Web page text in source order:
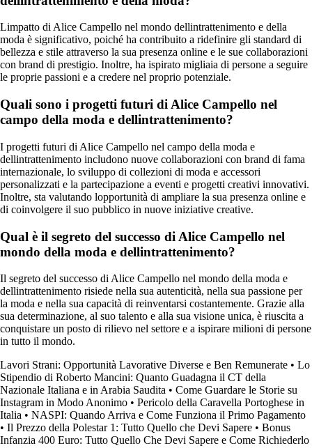
Limpatto di Alice Campello nel mondo dellintrattenimento e della
moda è significativo, poiché ha contribuito a ridefinire gli standard di
bellezza e stile attraverso la sua presenza online e le sue collaborazioni
con brand di prestigio. Inoltre, ha ispirato migliaia di persone a seguire
le proprie passioni e a credere nel proprio potenziale.
Quali sono i progetti futuri di Alice Campello nel
campo della moda e dellintrattenimento?
I progetti futuri di Alice Campello nel campo della moda e
dellintrattenimento includono nuove collaborazioni con brand di fama
internazionale, lo sviluppo di collezioni di moda e accessori
personalizzati e la partecipazione a eventi e progetti creativi innovativi.
Inoltre, sta valutando lopportunità di ampliare la sua presenza online e
di coinvolgere il suo pubblico in nuove iniziative creative.
Qual è il segreto del successo di Alice Campello nel
mondo della moda e dellintrattenimento?
Il segreto del successo di Alice Campello nel mondo della moda e
dellintrattenimento risiede nella sua autenticità, nella sua passione per
la moda e nella sua capacità di reinventarsi costantemente. Grazie alla
sua determinazione, al suo talento e alla sua visione unica, è riuscita a
conquistare un posto di rilievo nel settore e a ispirare milioni di persone
in tutto il mondo.
Lavori Strani: Opportunità Lavorative Diverse e Ben Remunerate • Lo
Stipendio di Roberto Mancini: Quanto Guadagna il CT della
Nazionale Italiana e in Arabia Saudita • Come Guardare le Storie su
Instagram in Modo Anonimo • Pericolo della Caravella Portoghese in
Italia • NASPI: Quando Arriva e Come Funziona il Primo Pagamento
• Il Prezzo della Polestar 1: Tutto Quello che Devi Sapere • Bonus
Infanzia 400 Euro: Tutto Quello Che Devi Sapere e Come Richiederlo